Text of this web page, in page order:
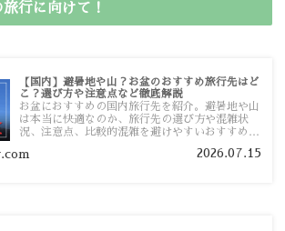
行に向けて！
【国内】避暑地や山？お盆のおすすめ旅行先はど
こ？選び方や注意点など徹底解説
お盆におすすめの国内旅行先を紹介。避暑地や山
は本当に快適なのか、旅行先の選び方や混雑状
況、注意点、比較的混雑を避けやすいおすすめス
す。
2026.07.15